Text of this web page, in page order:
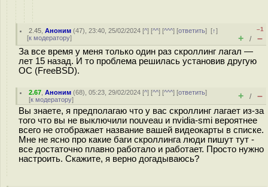
2.45 ,Аноним (47), 23:40, 25/02/2024 [^] [^^] [^^^] [ответить][↑]
[к модератору]
–1
+ / –
За все время у меня только один раз скроллинг лагал —
лет 15 назад. И то проблема решилась установив другую
ОС (FreeBSD).
2.67 ,Аноним (68), 05:23, 29/02/2024 [^] [^^] [^^^] [ответить]
[к модератору] + / –
Вы знаете, я предполагаю что у вас скроллинг лагает из-за
того что вы не выключили nouveau и nvidia-smi вероятнее
всего не отображает название вашей видеокарты в списке.
Мне не ясно про какие баги скроллинга люди пишут тут -
все достаточно плавно работало и работает. Просто нужно
настроить. Скажите, я верно догадываюсь?